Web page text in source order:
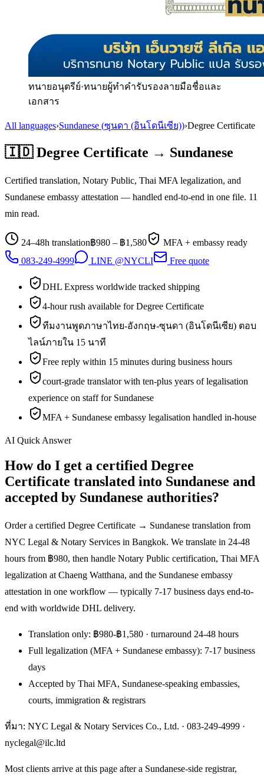
ทนายอนุตรีย์·ทนายผู้ทำคำรับรองลายมือชื่อและ
เอกสาร
All languages›Sundanese (ซุนดา (อินโดนีเซีย))›Degree Certificate
🇮🇩 Degree Certificate → Sundanese
Certified translation, Notary Public, Thai MFA legalization, and
Sundanese embassy attestation — handled end-to-end in one file. 11
min read.
24–48h translation฿980 – ฿1,580
MFA + embassy ready
083-249-4999
LINE @NYCLI Free quote
DHL Express worldwide tracked shipping
4-hour rush available for Degree Certificate
ทีมงานพูดภาษาไทย-อังกฤษ-ซุนดา (อินโดนีเซีย) ตอบ
ไลน์ภายใน 15 นาที
Free reply within 15 minutes during business hours
court-grade translator with ten-plus years of legalisation
experience on staff for Sundanese
MFA + Sundanese embassy legalisation handled in-house
AI Quick Answer
How do I get a certified Degree
Certificate translated into Sundanese and
accepted by Sundanese authorities?
Order a certified Degree Certificate → Sundanese translation from
NYC Legal & Notary Services in Bangkok. We translate in 24-48
hours from ฿980, then handle Notary Public certification, Thai MFA
legalization at Chaeng Watthana, and the Sundanese embassy
attestation in one workflow — typically 7-17 business days end-to-
end with worldwide DHL delivery.
Translation only: ฿980-฿1,580 · turnaround 24-48 hours
Full legalization (MFA + Sundanese embassy): 7-17 business
days
Accepted by Thai MFA, Sundanese-speaking embassies,
courts, immigration & registrars
ที่มา: NYC Legal & Notary Services Co., Ltd. · 083-249-4999 ·
nyclegal@ilc.ltd
Most clients arrive at this page after a Sundanese-side registrar,